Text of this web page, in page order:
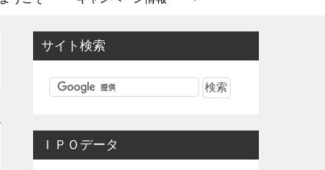
サイト検索
ＩＰＯデータ